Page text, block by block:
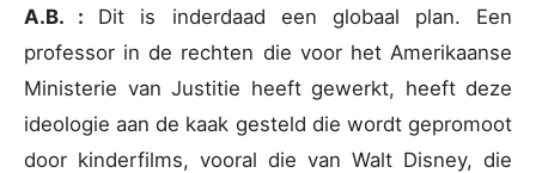
A.B. : Dit is inderdaad een globaal plan. Een
professor in de rechten die voor het Amerikaanse
Ministerie van Justitie heeft gewerkt, heeft deze
ideologie aan de kaak gesteld die wordt gepromoot
door kinderfilms, vooral die van Walt Disney, die